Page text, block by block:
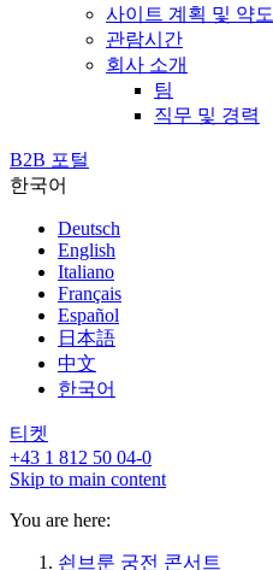
사이트 계획 및 약도
관람시간
회사 소개
팀
직무 및 경력
B2B 포털
한국어
Deutsch
English
Italiano
Français
Español
日本語
中文
한국어
티켓
+43 1 812 50 04-0
Skip to main content
You are here:
쇤브룬 궁전 콘서트